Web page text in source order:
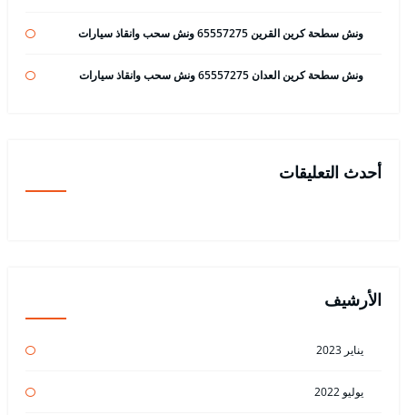
ونش سطحة كرين القرين 65557275 ونش سحب وانقاذ سيارات
ونش سطحة كرين العدان 65557275 ونش سحب وانقاذ سيارات
أحدث التعليقات
الأرشيف
يناير 2023
يوليو 2022